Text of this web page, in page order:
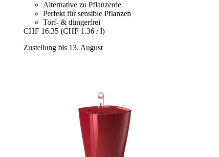
Alternative zu Pflanzerde
Perfekt für sensible Pflanzen
Torf- & düngerfrei
CHF 16.35 (CHF 1.36 / l)
Zustellung bis 13. August